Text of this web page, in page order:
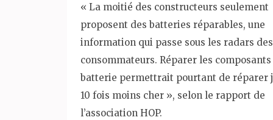
« La moitié des constructeurs seulement
proposent des batteries réparables, une
information qui passe sous les radars des
consommateurs. Réparer les
batterie permettrait pourtant de réparer
10 fois moins cher », selon le rapport de
l’association HOP.